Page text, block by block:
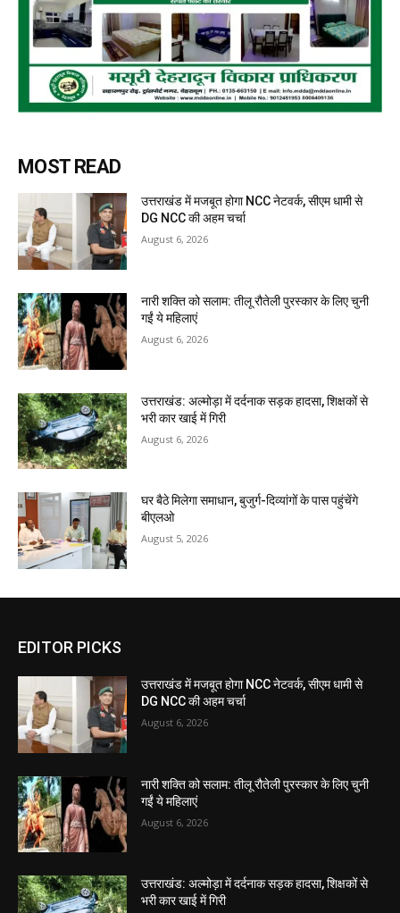
MOST READ
उत्तराखंड में मजबूत होगा NCC नेटवर्क, सीएम धामी से
DG NCC की अहम चर्चा
August 6, 2026
नारी शक्ति को सलाम: तीलू रौतेली पुरस्कार के लिए चुनी
गईं ये महिलाएं
August 6, 2026
उत्तराखंड: अल्मोड़ा में दर्दनाक सड़क हादसा, शिक्षकों से
भरी कार खाई में गिरी
August 6, 2026
घर बैठे मिलेगा समाधान, बुजुर्ग-दिव्यांगों के पास पहुंचेंगे
बीएलओ
August 5, 2026
EDITOR PICKS
उत्तराखंड में मजबूत होगा NCC नेटवर्क, सीएम धामी से
DG NCC की अहम चर्चा
August 6, 2026
नारी शक्ति को सलाम: तीलू रौतेली पुरस्कार के लिए चुनी
गईं ये महिलाएं
August 6, 2026
उत्तराखंड: अल्मोड़ा में दर्दनाक सड़क हादसा, शिक्षकों से
भरी कार खाई में गिरी